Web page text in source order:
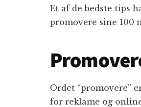
Et af de bedste tips
promovere sine 100
Ordet “promovere”
for reklame og